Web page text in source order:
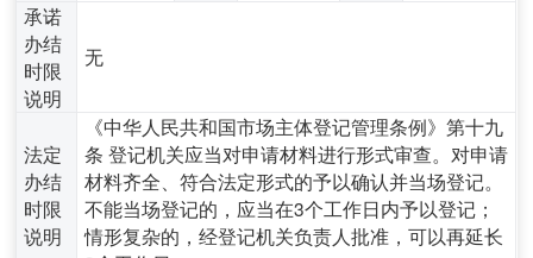
承诺
办结
时限
说明
无
法定
办结
时限
说明
《中华人民共和国市场主体登记管理条例》第十九
条 登记机关应当对申请材料进行形式审查。对申请
材料齐全、符合法定形式的予以确认并当场登记。
不能当场登记的，应当在3个工作日内予以登记；
情形复杂的，经登记机关负责人批准，可以再延长